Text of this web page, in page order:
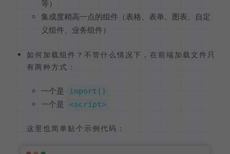
等）
集成度稍高一点的组件（表格、表单、图表、自定
义组件、业务组件）
如何加载组件？不管什么情况下，在前端加载文件只
有两种方式：
一个是 import()
一个是 <script>
这里也简单贴个示例代码：